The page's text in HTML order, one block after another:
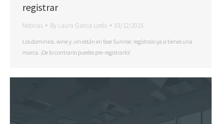
registrar
Noticias By Laura Garcia Lorés 03/12/2015
Los dominios .wine y .vin están en fase Sunrise: regístralo ya si tienes una
marca. ¡De lo contrario puedes pre-registrarlo!